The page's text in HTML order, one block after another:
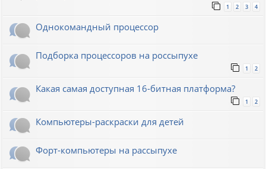
1 2 3 4
Однокомандный процессор
Подборка процессоров на россыпухе
1 2
Какая самая доступная 16-битная платформа?
1 2
Компьютеры-раскраски для детей
Форт-компьютеры на рассыпухе